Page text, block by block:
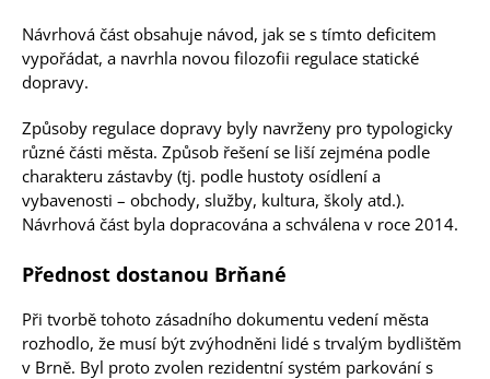
Návrhová část obsahuje návod, jak se s tímto deficitem
vypořádat, a navrhla novou filozofii regulace statické
dopravy.
Způsoby regulace dopravy byly navrženy pro typologicky
různé části města. Způsob řešení se liší zejména podle
charakteru zástavby (tj. podle hustoty osídlení a
vybavenosti – obchody, služby, kultura, školy atd.).
Návrhová část byla dopracována a schválena v roce 2014.
Přednost dostanou Brňané
Při tvorbě tohoto zásadního dokumentu vedení města
rozhodlo, že musí být zvýhodněni lidé s trvalým bydlištěm
v Brně. Byl proto zvolen rezidentní systém parkování s